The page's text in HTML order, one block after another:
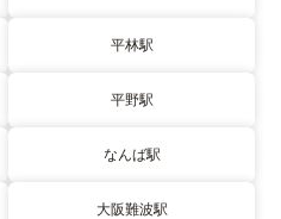
平林駅
平野駅
なんば駅
大阪難波駅